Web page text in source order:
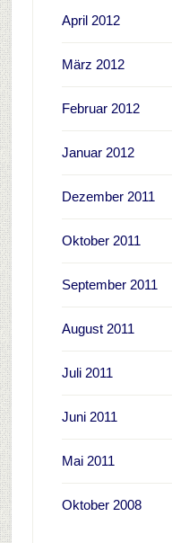
April 2012
März 2012
Februar 2012
Januar 2012
Dezember 2011
Oktober 2011
September 2011
August 2011
Juli 2011
Juni 2011
Mai 2011
Oktober 2008